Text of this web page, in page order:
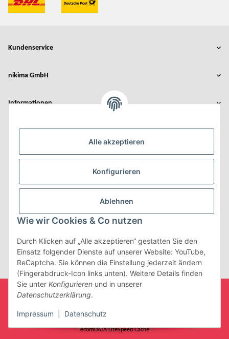
Alle akzeptieren
Konfigurieren
Ablehnen
Wie wir Cookies & Co nutzen
Durch Klicken auf „Alle akzeptieren“ gestatten Sie den
Einsatz folgender Dienste auf unserer Website: YouTube,
ReCaptcha. Sie können die Einstellung jederzeit ändern
(Fingerabdruck-Icon links unten). Weitere Details finden
Sie unter Konfigurieren und in unserer
Datenschutzerklärung.
Impressum Datenschutz
Kundenservice
nikima GmbH
Informationen
Rechtliches
Der Umbau wurde gefördert durch:
Vertrag widerrufen
* Alle Preise inkl. gesetzlicher USt., zzgl.
with
ecomDATA LiteSpeed Cache